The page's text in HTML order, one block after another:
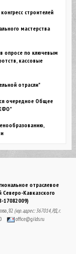
строителей
мастерства
опросе по ключевым
кассовые
отрасли"
очередное Общее
отраслевое
Северо-Кавказского
17082009)
82 (юр. адрес: 367014, РД, г.
office@gilds.ru